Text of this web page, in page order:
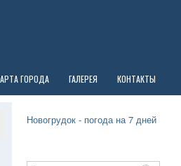
ГОРОДА ГАЛЕРЕЯ КОНТАКТЫ
Новогрудок - погода на 7 дней